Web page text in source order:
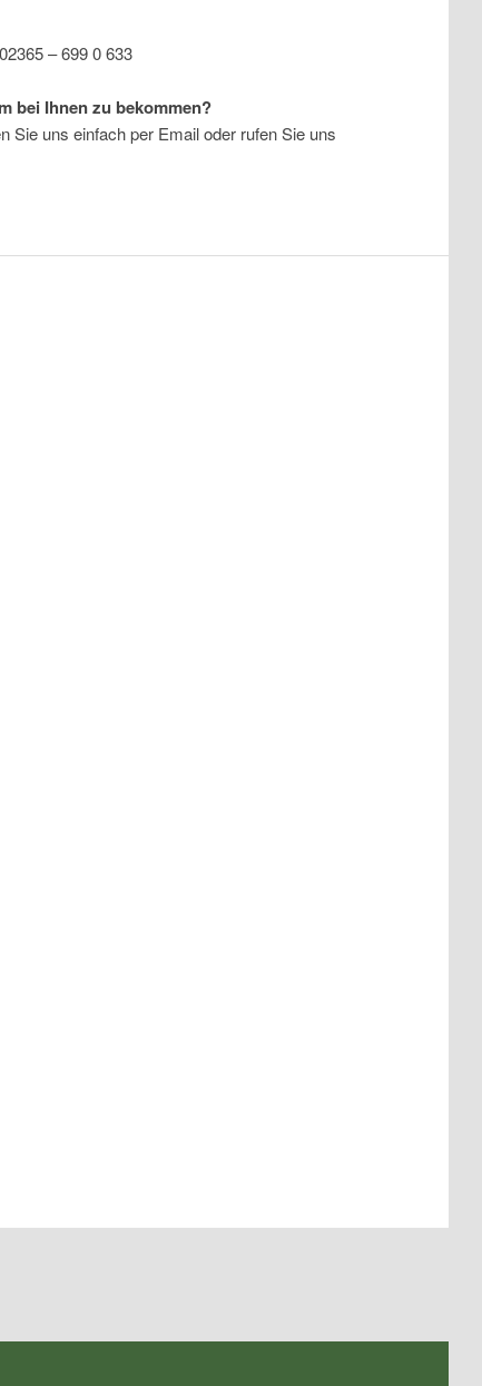
– 699 0 633
bei Ihnen zu bekommen?
Sie uns einfach per Email oder rufen Sie uns